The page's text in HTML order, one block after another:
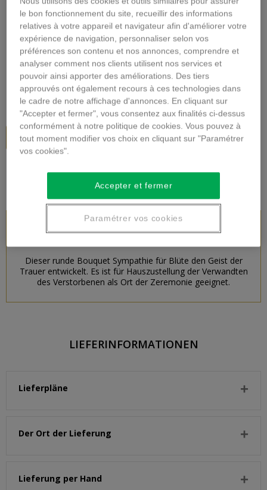
Vergrößern
TRAUER BLUMENSTRAUSS
Beschreibung
56,00 €inkl. MwSt.
In den Warenkorb
PRODUKTBESCHREIBUNG
Dieser runde Bouquet Sympathie für Blüte den Geist der
Trauer entwickelt. Es ist für Hauszustellung der Verwandten
des Verstorbenen als Ort der Zeremonie geeignet.
LIEFERINFORMATIONEN
Lieferpläne
Der Ort der Lieferung
Lieferung per Hand
le bon fonctionnement du site, recueillir des informations
relatives à votre appareil et navigateur afin d'améliorer votre
expérience de navigation, personnaliser selon vos
préférences son contenu et nos annonces, comprendre et
analyser comment nos clients utilisent nos services et
pouvoir ainsi apporter des améliorations. Des tiers
approuvés ont également recours à ces technologies dans
le cadre de notre affichage d'annonces. En cliquant sur
"Accepter et fermer", vous consentez aux finalités ci-dessus
conformément à notre politique de cookies. Vous pouvez à
tout moment modifier vos choix en cliquant sur "Paramétrer
vos cookies".
Accepter et fermer
Paramétrer vos cookies